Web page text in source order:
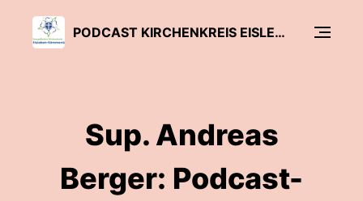
PODCAST KIRCHENKREIS EISLEBEN-SÖMMERDA
Sup. Andreas
Berger: Podcast-